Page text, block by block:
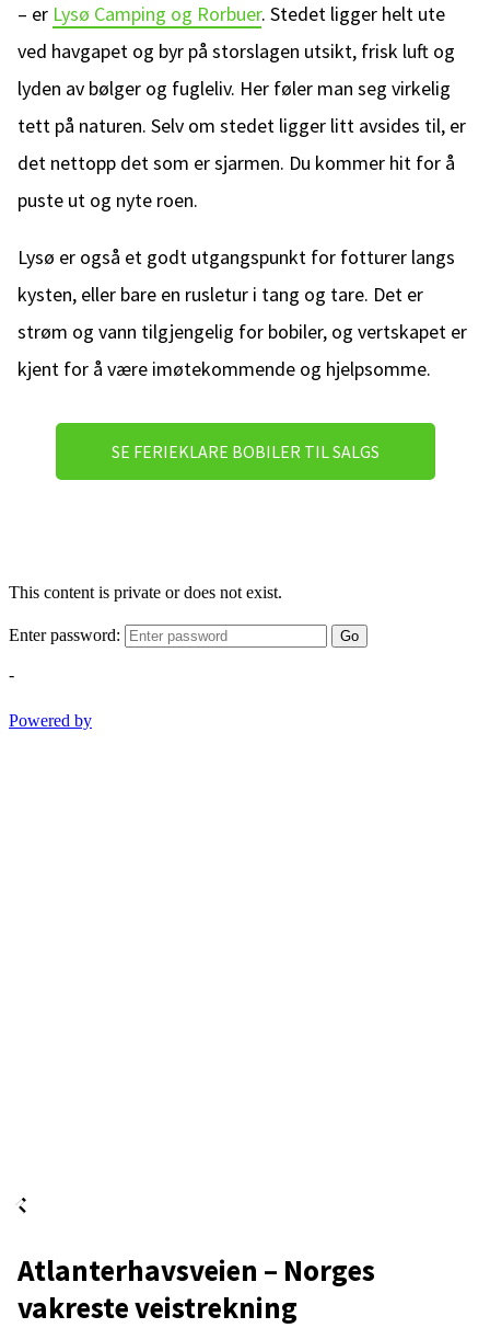
– er Lysø Camping og Rorbuer. Stedet ligger helt ute
ved havgapet og byr på storslagen utsikt, frisk luft og
lyden av bølger og fugleliv. Her føler man seg virkelig
tett på naturen. Selv om stedet ligger litt avsides til, er
det nettopp det som er sjarmen. Du kommer hit for å
puste ut og nyte roen.
Lysø er også et godt utgangspunkt for fotturer langs
kysten, eller bare en rusletur i tang og tare. Det er
strøm og vann tilgjengelig for bobiler, og vertskapet er
kjent for å være imøtekommende og hjelpsomme.
SE FERIEKLARE BOBILER TIL SALGS
Atlanterhavsveien – Norges
vakreste veistrekning